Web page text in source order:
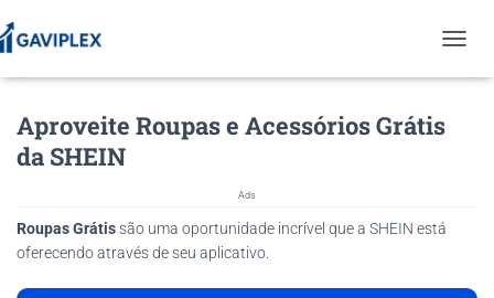
O
A
Aproveite Roupas e Acessórios Grátis
da SHEIN
Ads
Roupas Grátissão uma oportunidade incrível que a SHEIN está
oferecendo através de seu aplicativo.